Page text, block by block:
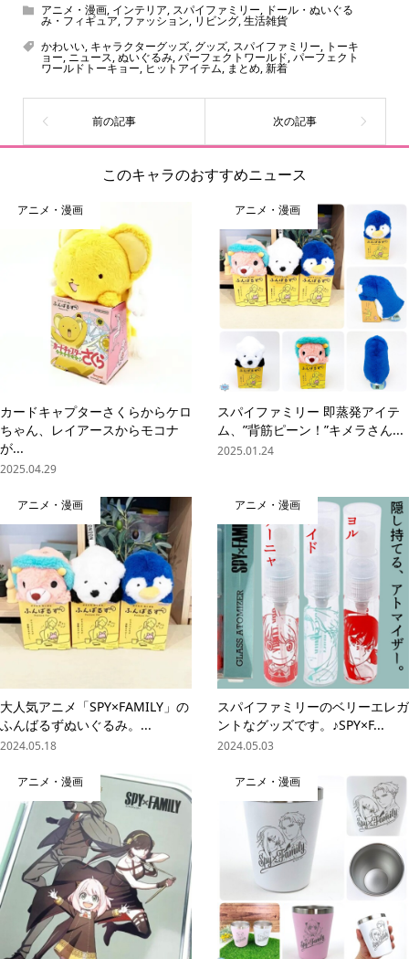
アニメ・漫画, インテリア, スパイファミリー, ドール・ぬいぐる
み・フィギュア, ファッション, リビング,生活雑貨
かわいい, キャラクターグッズ, グッズ, スパイファミリー, トーキ
ョー, ニュース,ぬいぐるみ,パーフェクトワールド,パーフェクト
ワールドトーキョー,ヒットアイテム, まとめ,新着
このキャラのおすすめニュース
アニメ・漫画
カードキャプターさくらからケロ
ちゃん、レイアースからモコナ
が...
2025.04.29
アニメ・漫画
スパイファミリー 即蒸発アイテ
ム、”背筋ピーン！”キメラさん...
2025.01.24
アニメ・漫画
大人気アニメ「SPY×FAMILY」の
ふんばるずぬいぐるみ。...
2024.05.18
アニメ・漫画
スパイファミリーのベリーエレガ
ントなグッズです。♪SPY×F...
2024.05.03
アニメ・漫画 アニメ・漫画